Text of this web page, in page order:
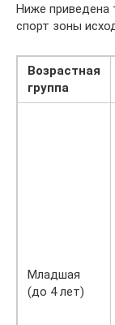
Ниже приведена
спорт зоны
Возрастная
группа
Младшая
(до 4 лет)